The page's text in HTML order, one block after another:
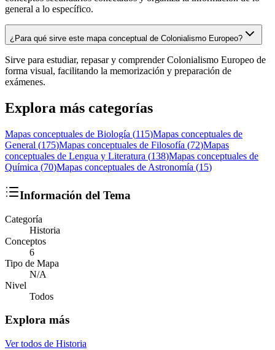
general a lo específico.
¿Para qué sirve este mapa conceptual de Colonialismo Europeo?
Sirve para estudiar, repasar y comprender Colonialismo Europeo de
forma visual, facilitando la memorización y preparación de
exámenes.
Explora más categorías
Mapas conceptuales de Biología (115)Mapas conceptuales de
General (175)Mapas conceptuales de Filosofía (72)Mapas
conceptuales de Lengua y Literatura (138)Mapas conceptuales de
Química (70)Mapas conceptuales de Astronomía (15)
Información del Tema
Categoría
Historia
Conceptos
6
Tipo de Mapa
N/A
Nivel
Todos
Explora más
Ver todos de Historia